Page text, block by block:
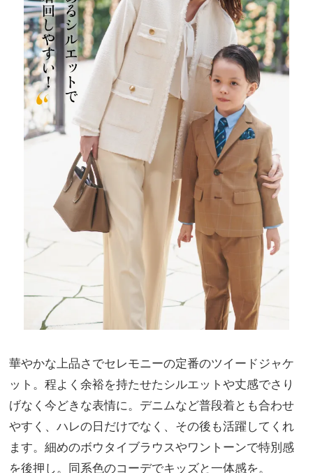
華やかな上品さでセレモニーの定番のツイードジャケ
ット。程よく余裕を持たせたシルエットや丈感でさり
げなく今どきな表情に。デニムなど普段着とも合わせ
やすく、ハレの日だけでなく、その後も活躍してくれ
ます。細めのボウタイブラウスやワントーンで特別感
を後押し。同系色のコーデでキッズと一体感を。